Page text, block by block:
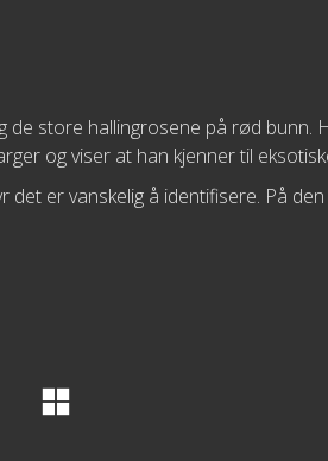
store hallingrosene på rød bunn.
og viser at han kjenner til
er vanskelig å identifisere. På